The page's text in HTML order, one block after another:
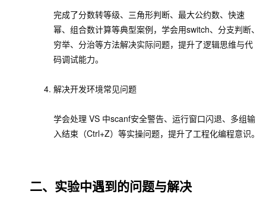
完成了分数转等级、三角形判断、最大公约数、快速
幂、组合数计算等典型案例，学会用switch、分支判断、
穷举、分治等方法解决实际问题，提升了逻辑思维与代
码调试能力。
解决开发环境常见问题
学会处理 VS 中scanf安全警告、运行窗口闪退、多组输
入结束（Ctrl+Z）等实操问题，提升了工程化编程意识。
二、实验中遇到的问题与解决